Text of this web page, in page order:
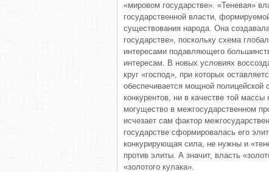
«мировом государстве». «Теневая»
государственной власти,
существования народа. Она
государстве», поскольку схема
интересами подавляющего
интересам. В новых условиях
круг «господ», при которых
обеспечивается мощной
конкурентов, ни в качестве той
могущество в межгосударственном
исчезает сам фактор
государстве сформировалась его
конкурирующая сила, не нужны и
против элиты. А значит, власть
«золотого кулака».